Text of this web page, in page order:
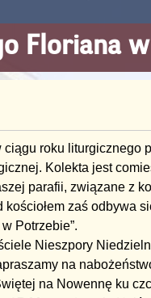
Floriana
roku liturgicznego
Kolekta jest
parafii, związane z
zaś odbywa
Potrzebie”.
Nieszpory
na
na Nowennę ku